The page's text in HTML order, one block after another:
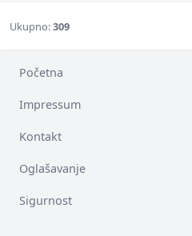
Ukupno:309
Početna
Impressum
Kontakt
Oglašavanje
Sigurnost